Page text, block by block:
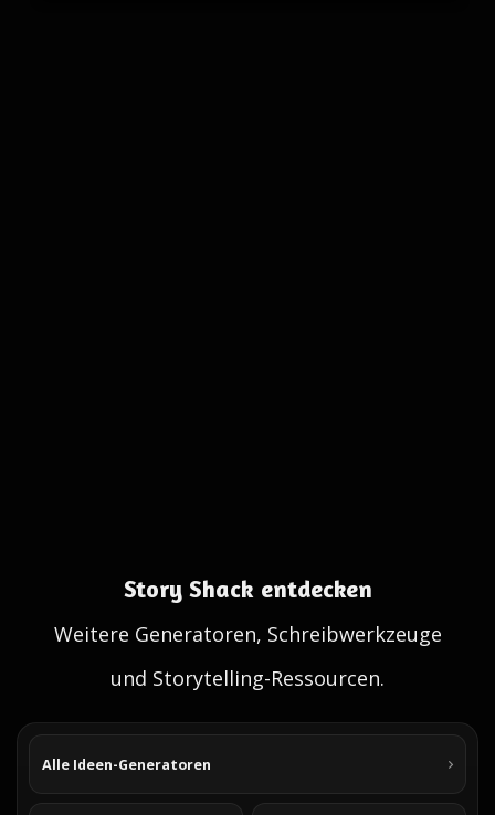
Story Shack entdecken
Weitere Generatoren, Schreibwerkzeuge
und Storytelling-Ressourcen.
Alle Ideen-Generatoren